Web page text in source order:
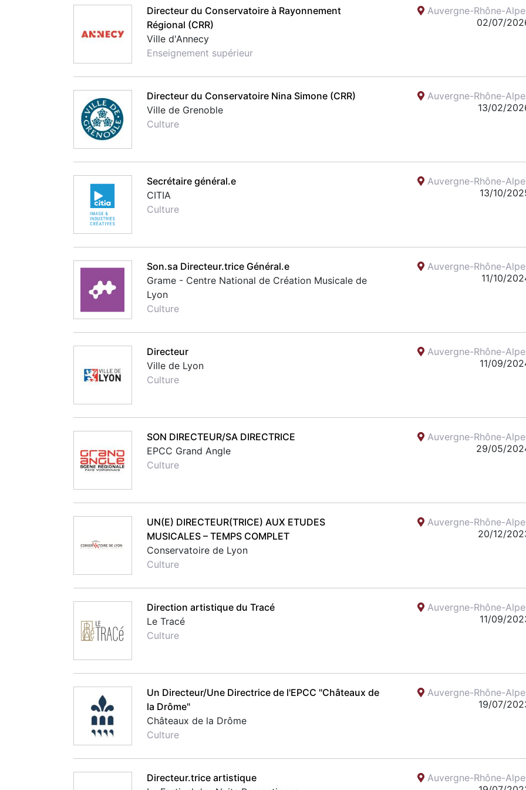
Directeur du Conservatoire à Rayonnement
Régional (CRR)
Ville d'Annecy
Auvergne-Rhône-
Enseignement supérieur
02/07/
Directeur du Conservatoire Nina Simone (CRR)
Ville de Grenoble
Auvergne-Rhône-
Culture
13/02/
Secrétaire général.e
CITIA
Auvergne-Rhône-
Culture
13/10/
Son.sa Directeur.trice Général.e
Grame - Centre National de Création Musicale de
Lyon
Auvergne-Rhône-
Culture
11/10/
Directeur
Ville de Lyon
Auvergne-Rhône-
Culture
11/09/
SON DIRECTEUR/SA DIRECTRICE
EPCC Grand Angle
Auvergne-Rhône-
Culture
29/05/
UN(E) DIRECTEUR(TRICE) AUX ETUDES
MUSICALES – TEMPS COMPLET
Conservatoire de Lyon
Auvergne-Rhône-
Culture
20/12/
Direction artistique du Tracé
Le Tracé
Auvergne-Rhône-
Culture
11/09/
Un Directeur/Une Directrice de l'EPCC "Châteaux de
la Drôme"
Châteaux de la Drôme
Auvergne-Rhône-
Culture
19/07/
Directeur.trice artistique
Auvergne-Rhône-